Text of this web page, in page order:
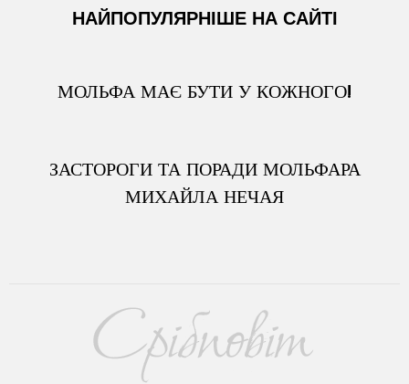
НАЙПОПУЛЯРНІШЕ НА САЙТІ
МОЛЬФА МАЄ БУТИ У КОЖНОГО!
ЗАСТОРОГИ ТА ПОРАДИ МОЛЬФАРА
МИХАЙЛА НЕЧАЯ